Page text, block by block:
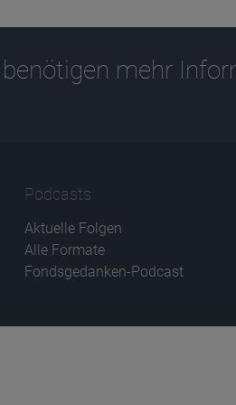
mehr
Podcasts
Aktuelle Folgen
Alle Formate
Fondsgedanken-Podcast